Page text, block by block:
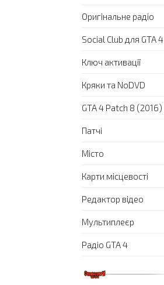
Оригінальне радіо
Social Club для GTA 4
Ключ активації
Кряки та NoDVD
GTA 4 Patch 8 (2016)
Патчі
Місто
Карти місцевості
Редактор відео
Мультиплеєр
Радіо GTA 4